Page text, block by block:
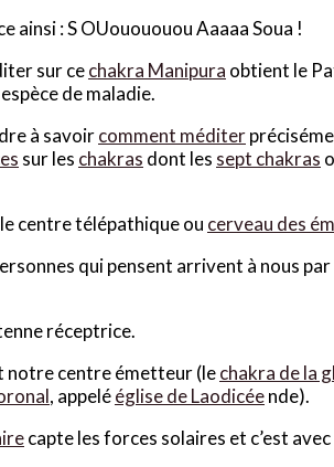
ainsi : S OUouououou Aaaaa Soua !
sur cechakra Manipura obtient le
de maladie.
à savoircomment méditer
sur les chakras dont les sept chakras
centre télépathique ou cerveau des
qui pensent arrivent à nous par
réceptrice.
notre centre émetteur (lechakra de la
, appelééglise de Laodicéende).
capte les forces solaires et c’est